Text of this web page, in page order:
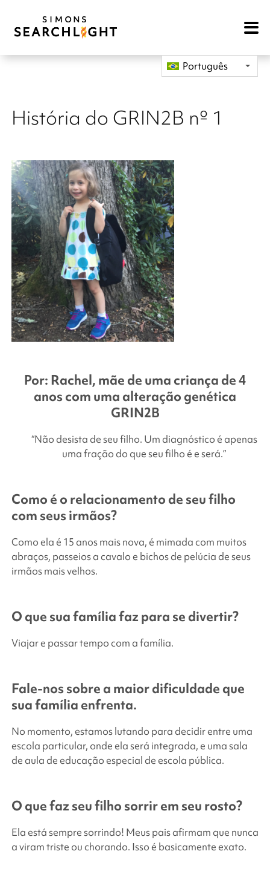
Open
Português
História do GRIN2B nº 1
Por: Rachel, mãe de uma criança de 4
anos com uma alteração genética
GRIN2B
“Não desista de seu filho. Um diagnóstico é apenas
uma fração do que seu filho é e será.”
Como é o relacionamento de seu filho
com seus irmãos?
Como ela é 15 anos mais nova, é mimada com muitos
abraços, passeios a cavalo e bichos de pelúcia de seus
irmãos mais velhos.
O que sua família faz para se divertir?
Viajar e passar tempo com a família.
Fale-nos sobre a maior dificuldade que
sua família enfrenta.
No momento, estamos lutando para decidir entre uma
escola particular, onde ela será integrada, e uma sala
de aula de educação especial de escola pública.
O que faz seu filho sorrir em seu rosto?
Ela está sempre sorrindo! Meus pais afirmam que nunca
a viram triste ou chorando. Isso é basicamente exato.